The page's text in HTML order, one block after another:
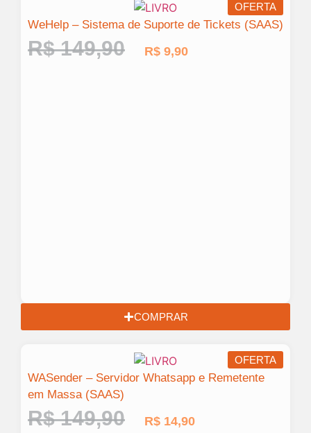
OFERTA
WeHelp – Sistema de Suporte de Tickets (SAAS)
R$149,90 R$ 9,90
COMPRAR
OFERTA
WASender – Servidor Whatsapp e Remetente
em Massa (SAAS)
R$149,90 R$ 14,90